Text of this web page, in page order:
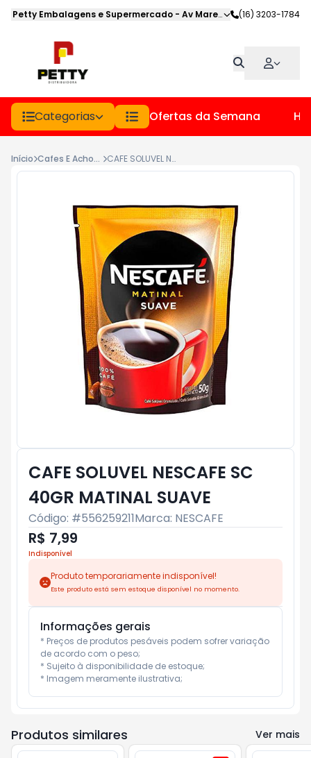
Petty Embalagens e Supermercado - Av Marechal Deodoro,
(16) 3203-1784
Categorias Ofertas da Semana
Início Cafes E Achocolatados CAFE SOLUVEL NESCAFE SC 40GR MATINAL SUAVE
CAFE SOLUVEL NESCAFE SC
40GR MATINAL SUAVE
Código: #556259211Marca: NESCAFE
R$ 7,99
Indisponível
Produto temporariamente indisponível!
Este produto está sem estoque disponível no momento.
Informações gerais
* Preços de produtos pesáveis podem sofrer variação
de acordo com o peso;
* Sujeito à disponibilidade de estoque;
* Imagem meramente ilustrativa;
Produtos similares Ver mais